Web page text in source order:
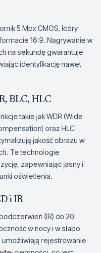
5 Mpx CMOS, który
16:9. Nagrywanie w
na sekundę gwarantuje
identyfikację nawet
BLC, HLC
takie jak WDR (Wide
oraz HLC
jakość obrazu w
Te technologie
zapewniając jasny i
oświetlenia.
i IR
(IR) do 20
w nocy i w słabo
rejestrowanie